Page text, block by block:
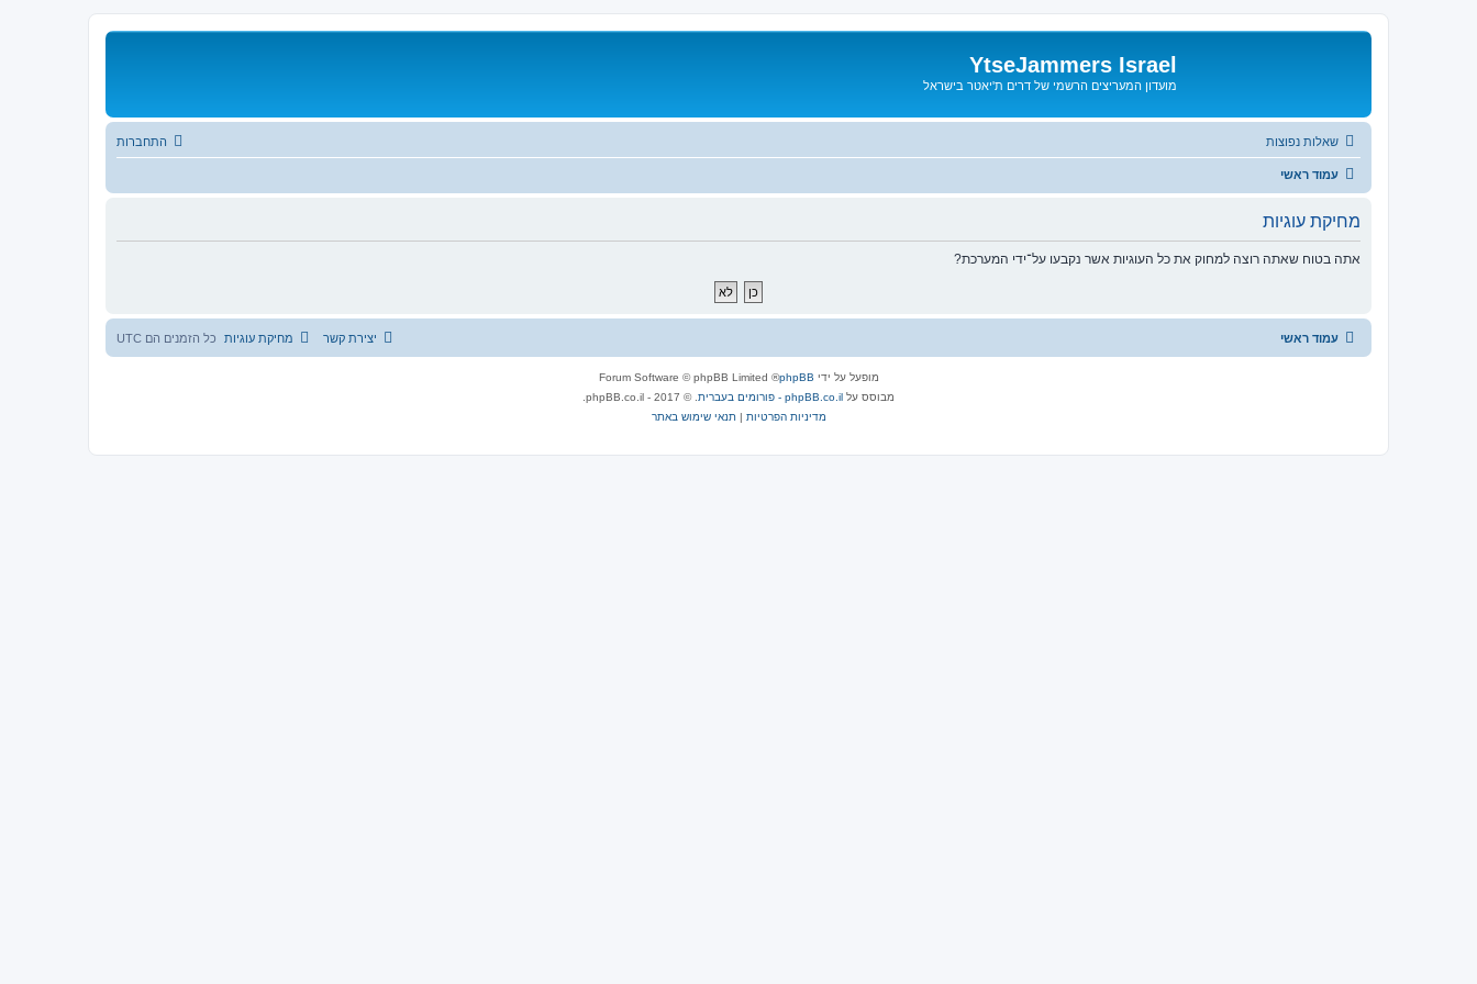
YtseJammers Israel
מועדון המעריצים הרשמי של דרים ת'יאטר בישראל
שאלות נפוצות התחברות
עמוד ראשי
מחיקת עוגיות
אתה בטוח שאתה רוצה למחוק את כל העוגיות אשר נקבעו על־ידי המערכת?
עמוד ראשי כל הזמנים הם UTC מחיקת עוגיות יצירת קשר
מופעל על ידי phpBB
® Forum Software © phpBB Limited
מבוסס על phpBB.co.il - פורומים בעברית
. © 2017 - phpBB.co.il.
מדיניות הפרטיות |תנאי שימוש באתר